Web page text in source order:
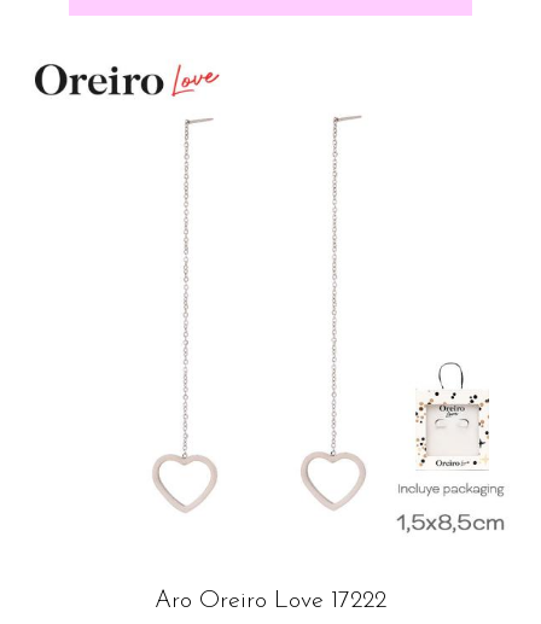
Aro Oreiro Love 17222